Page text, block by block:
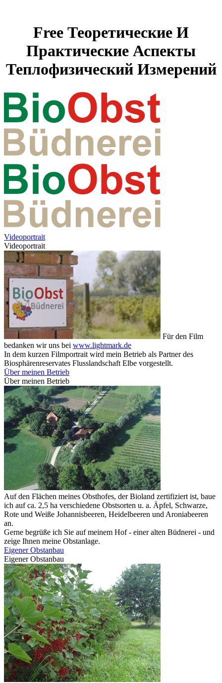
Free Теоретические И
Практические Аспекты
Теплофизический Измерений
Videoportrait
Videoportrait
Für den Film
bedanken wir uns bei www.lightmark.de
In dem kurzen Filmportrait wird mein Betrieb als Partner des
Biosphärenreservates Flusslandschaft Elbe vorgestellt.
Über meinen Betrieb
Über meinen Betrieb
Auf den Flächen meines Obsthofes, der Bioland zertifiziert ist, baue
ich auf ca. 2,5 ha verschiedene Obstsorten u. a. Äpfel, Schwarze,
Rote und Weiße Johannisbeeren, Heidelbeeren und Aroniabeeren
an.
Gerne begrüße ich Sie auf meinem Hof - einer alten Büdnerei - und
zeige Ihnen meine Obstanlage.
Eigener Obstanbau
Eigener Obstanbau